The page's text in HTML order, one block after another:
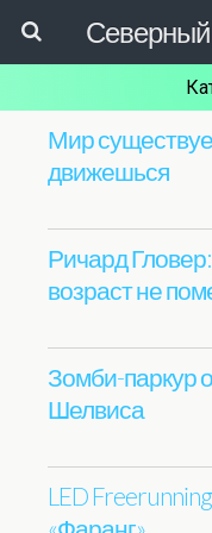
Мир
движешься
Ричард
возраст не
Зомби-паркур
Шелвиса
LED